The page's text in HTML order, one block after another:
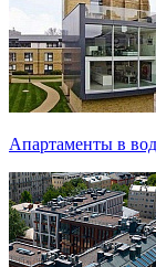
Апартаменты в